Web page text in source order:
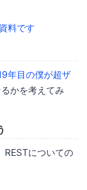
料です
年目の僕が超ザ
かを考えてみ
RESTについての